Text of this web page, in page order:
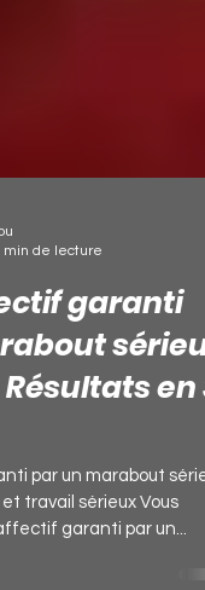
min de lecture
garanti
sérieux
en 3